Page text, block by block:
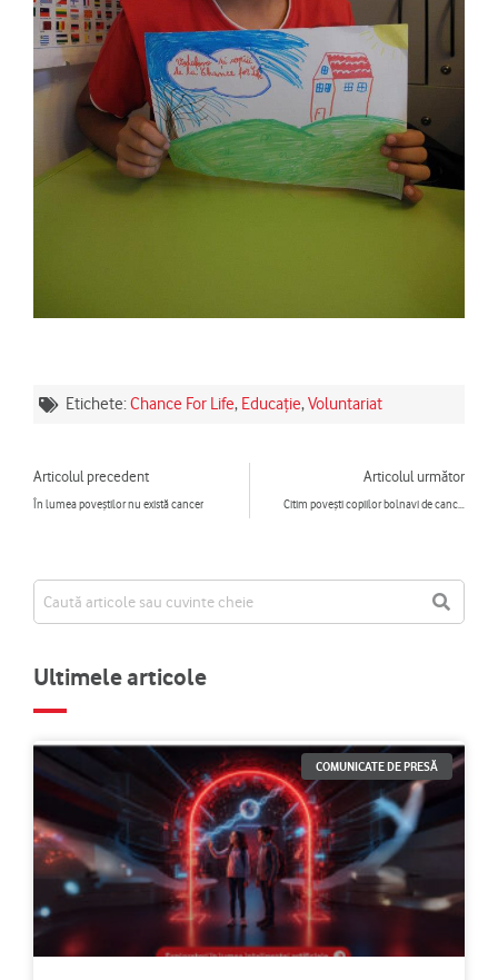
Etichete:Chance For Life, Educație,Voluntariat
Articolul precedent
În lumea poveștilor nu există cancer
Articolul următor
Citim poveşti copiilor bolnavi de cancer: „Am văzut o poftă nebună de viaţă”
Ultimele articole
COMUNICATE DE PRESĂ